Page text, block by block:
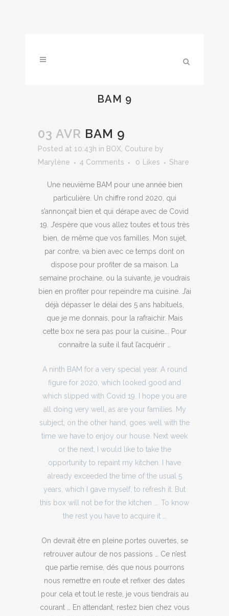
BAM 9
03 AVR BAM 9
Posted at 10:43h in BOX Couture by
Marylène
4 Comments 0 Likes Share
Une neuvième BAM pour une année bien
particulière. Un chiffre rond 2020, qui
s’annonçait bien et qui dérape avec de Covid
19. J’espère que vous allez toutes et tous très
bien, de même que vos familles. Mon sujet,
par contre, va bien avec ce temps dont on
dispose pour profiter de sa maison. La
semaine prochaine, ou la suivante, je voudrais
bien en profiter pour repeindre ma cuisine. J’ai
déjà dépasser le délai des 5 ans habituels,
que je me donnais, pour la rafraichir. Mais
cette box ne sera pas pour la cuisine…. Pour
connaitre la suite il faut l’acquérir …
A ninth BAM for a very special year. A round
figure for 2020, which looked good and
which slipped with Covid 19. I hope you are
all doing very well, as are your families. My
subject, on the other hand, goes well with the
time we have to enjoy our house. Next week
or the next, I would like to take the
opportunity to repaint my kitchen. I have
already exceeded the time of the usual 5
years, which I gave myself, to refresh it. But
this box will not be for the kitchen …. To know
the rest you have to acquire it …
On devrait être en pleine portes ouvertes, se
retrouver autour de nos passions … Ce n’est
que partie remise, dés que nous pourrons
nous remettre en route et refixer des dates
pour cela et tout le reste, je vous tiendrais au
courant … En attendant, restez bien chez vous